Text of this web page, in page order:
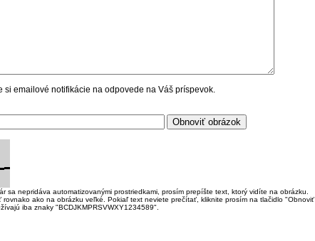
si emailové notifikácie na odpovede na Váš príspevok.
sa nepridáva automatizovanými prostriedkami, prosím prepíšte text, ktorý vidíte na obrázku.
rovnako ako na obrázku veľké. Pokiaľ text neviete prečítať, kliknite prosím na tlačidlo "Obnoviť
iba znaky "BCDJKMPRSVWXY1234589".